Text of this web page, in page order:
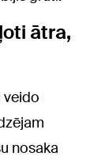
ātra,
veido
nosaka